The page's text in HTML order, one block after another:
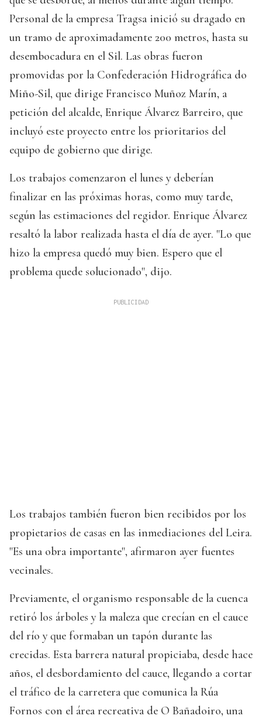
Personal de la empresa Tragsa inició su dragado en
un tramo de aproximadamente 200 metros, hasta su
desembocadura en el Sil. Las obras fueron
promovidas por la Confederación Hidrográfica do
Miño-Sil, que dirige Francisco Muñoz Marín, a
petición del alcalde, Enrique Álvarez Barreiro, que
incluyó este proyecto entre los prioritarios del
equipo de gobierno que dirige.
Los trabajos comenzaron el lunes y deberían
finalizar en las próximas horas, como muy tarde,
según las estimaciones del regidor. Enrique Álvarez
resaltó la labor realizada hasta el día de ayer. "Lo que
hizo la empresa quedó muy bien. Espero que el
problema quede solucionado", dijo.
Los trabajos también fueron bien recibidos por los
propietarios de casas en las inmediaciones del Leira.
"Es una obra importante", afirmaron ayer fuentes
vecinales.
Previamente, el organismo responsable de la cuenca
retiró los árboles y la maleza que crecían en el cauce
del río y que formaban un tapón durante las
crecidas. Esta barrera natural propiciaba, desde hace
años, el desbordamiento del cauce, llegando a cortar
el tráfico de la carretera que comunica la Rúa
Fornos con el área recreativa de O Bañadoiro, una